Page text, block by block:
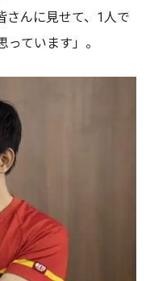
さんに見せて、1人で
ています」。